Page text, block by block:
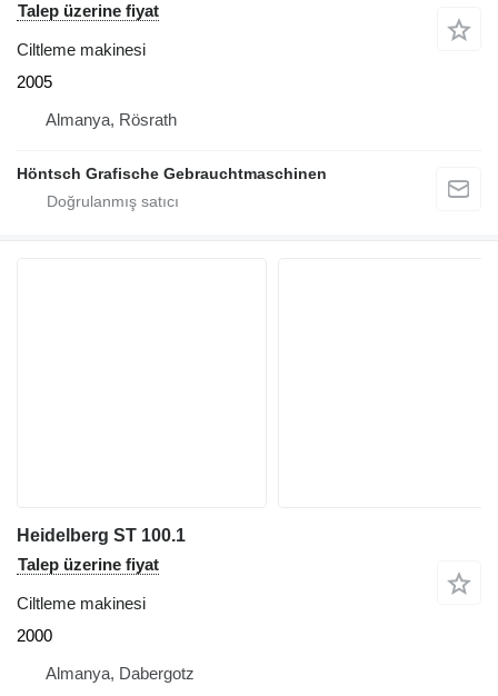
Talep üzerine fiyat
Ciltleme makinesi
2005
Almanya, Rösrath
Höntsch Grafische Gebrauchtmaschinen
Heidelberg ST 100.1
Talep üzerine fiyat
Ciltleme makinesi
2000
Almanya, Dabergotz